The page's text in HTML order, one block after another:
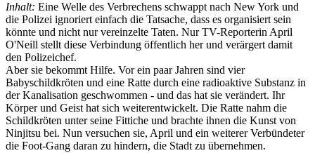
Inhalt: Eine Welle des Verbrechens schwappt nach New York und
die Polizei ignoriert einfach die Tatsache, dass es organisiert sein
könnte und nicht nur vereinzelte Taten. Nur TV-Reporterin April
O'Neill stellt diese Verbindung öffentlich her und verärgert damit
den Polizeichef.
Aber sie bekommt Hilfe. Vor ein paar Jahren sind vier
Babyschildkröten und eine Ratte durch eine radioaktive Substanz in
der Kanalisation geschwommen - und das hat sie verändert. Ihr
Körper und Geist hat sich weiterentwickelt. Die Ratte nahm die
Schildkröten unter seine Fittiche und brachte ihnen die Kunst von
Ninjitsu bei. Nun versuchen sie, April und ein weiterer Verbündeter
die Foot-Gang daran zu hindern, die Stadt zu übernehmen.